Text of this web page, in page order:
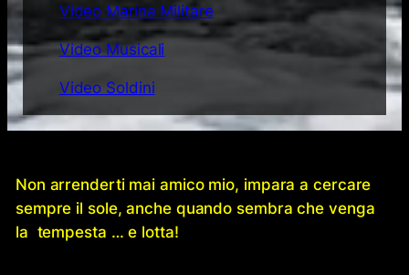
Video Marina Militare
Video Musicali
Video Soldini
Non arrenderti mai amico mio, impara a cercare
sempre il sole, anche quando sembra che venga
la tempesta … e lotta!